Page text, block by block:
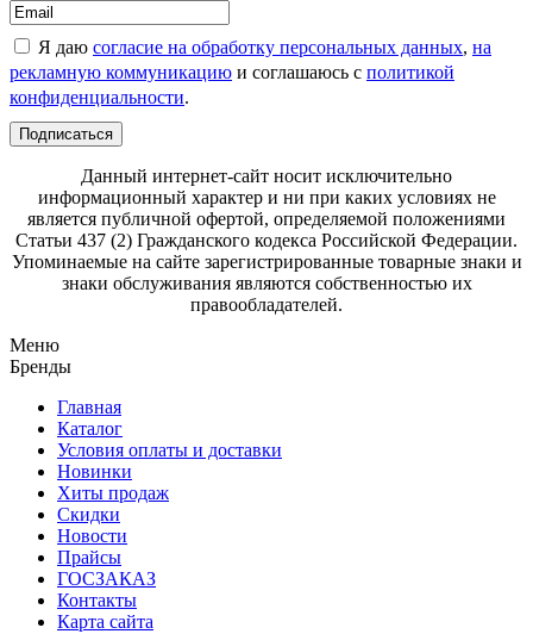
Я даю согласие на обработку персональных данных, на
рекламную коммуникацию и соглашаюсь с политикой
конфиденциальности.
Подписаться
Данный интернет-сайт носит исключительно
информационный характер и ни при каких условиях не
является публичной офертой, определяемой положениями
Статьи 437 (2) Гражданского кодекса Российской Федерации.
Упоминаемые на сайте зарегистрированные товарные знаки и
знаки обслуживания являются собственностью их
правообладателей.
Меню
Бренды
Главная
Каталог
Условия оплаты и доставки
Новинки
Хиты продаж
Скидки
Новости
Прайсы
ГОСЗАКАЗ
Контакты
Карта сайта